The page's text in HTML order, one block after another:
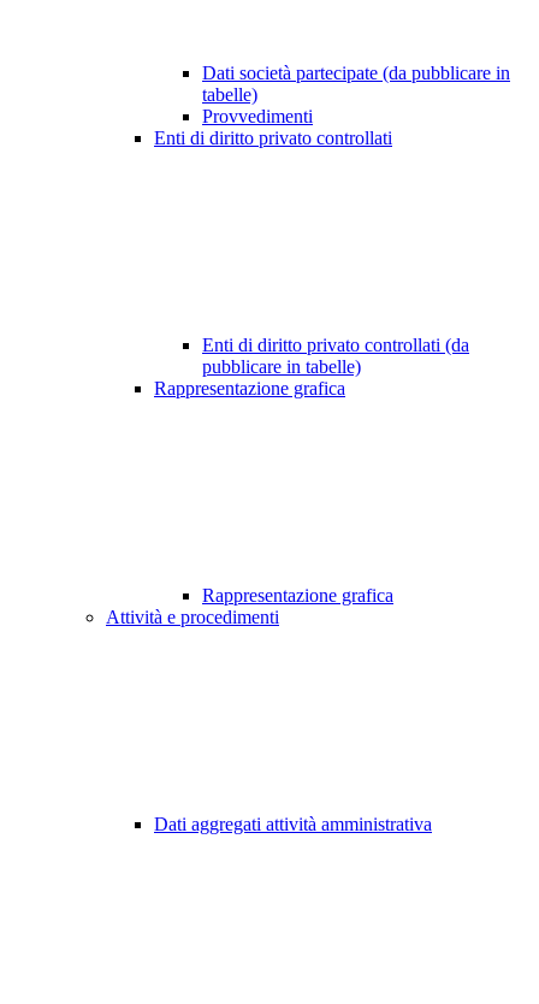
Dati società partecipate (da pubblicare in
tabelle)
Provvedimenti
Enti di diritto privato controllati
Enti di diritto privato controllati (da
pubblicare in tabelle)
Rappresentazione grafica
Rappresentazione grafica
Attività e procedimenti
Dati aggregati attività amministrativa